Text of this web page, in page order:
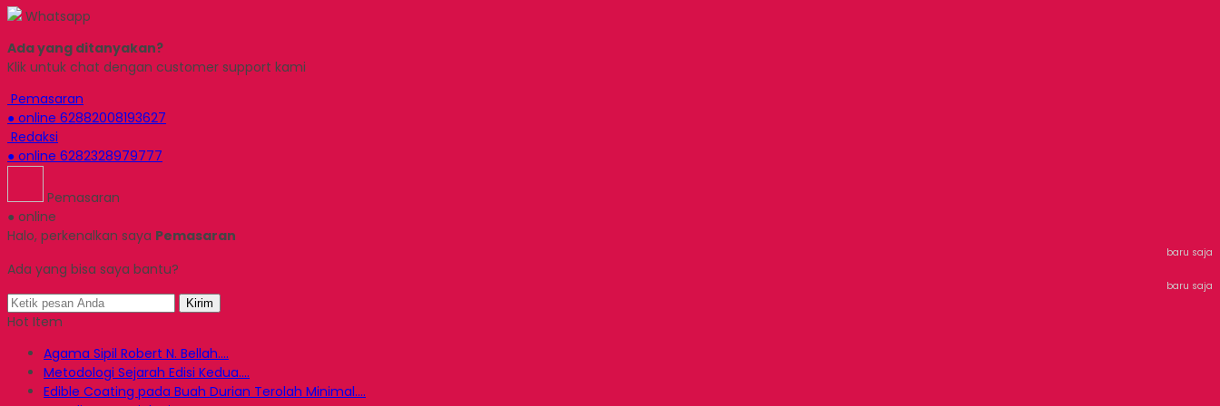
Whatsapp
Ada yang ditanyakan?
Klik untuk chat dengan customer support kami
Pemasaran
● online 62882008193627
Redaksi
● online 6282328979777
Pemasaran
● online
Halo, perkenalkan saya Pemasaran
baru saja
Ada yang bisa saya bantu?
baru saja
Kirim
Hot Item
Agama Sipil Robert N. Bellah....
Metodologi Sejarah Edisi Kedua....
Edible Coating pada Buah Durian Terolah Minimal....